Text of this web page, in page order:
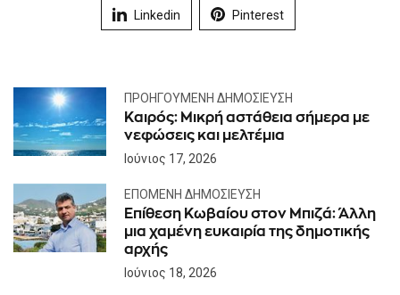
Linkedin Pinterest
ΠΡΟΗΓΟΎΜΕΝΗ ΔΗΜΟΣΊΕΥΣΗ
Καιρός: Μικρή αστάθεια σήμερα με
νεφώσεις και μελτέμια
Ιούνιος 17, 2026
ΕΠΌΜΕΝΗ ΔΗΜΟΣΊΕΥΣΗ
Επίθεση Κωβαίου στον Μπιζά: Άλλη
μια χαμένη ευκαιρία της δημοτικής
αρχής
Ιούνιος 18, 2026